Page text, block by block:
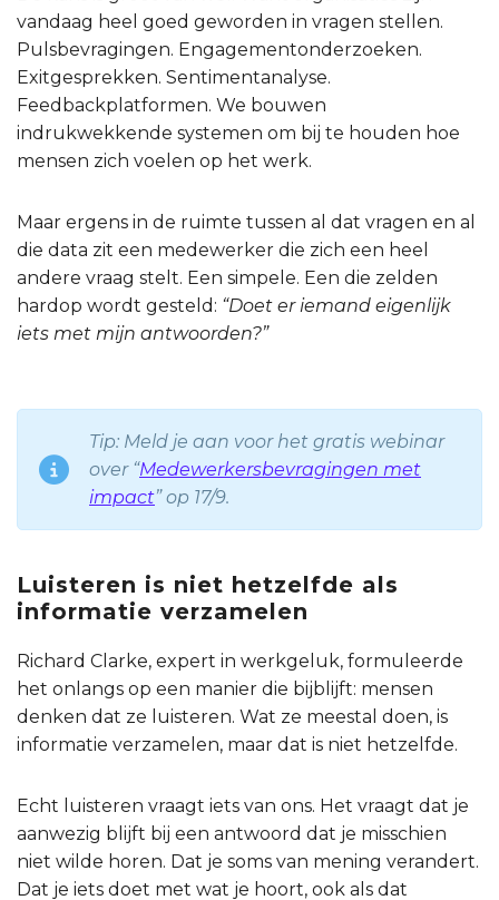
vandaag heel goed geworden in vragen stellen.
Pulsbevragingen. Engagementonderzoeken.
Exitgesprekken. Sentimentanalyse.
Feedbackplatformen. We bouwen
indrukwekkende systemen om bij te houden hoe
mensen zich voelen op het werk.
Maar ergens in de ruimte tussen al dat vragen en al
die data zit een medewerker die zich een heel
andere vraag stelt. Een simpele. Een die zelden
hardop wordt gesteld: “Doet er iemand eigenlijk
iets met mijn antwoorden?”
Tip: Meld je aan voor het gratis webinar
over “Medewerkersbevragingen met
impact” op 17/9.
Luisteren is niet hetzelfde als
informatie verzamelen
Richard Clarke, expert in werkgeluk, formuleerde
het onlangs op een manier die bijblijft: mensen
denken dat ze luisteren. Wat ze meestal doen, is
informatie verzamelen, maar dat is niet hetzelfde.
Echt luisteren vraagt iets van ons. Het vraagt dat je
aanwezig blijft bij een antwoord dat je misschien
niet wilde horen. Dat je soms van mening verandert.
Dat je iets doet met wat je hoort, ook als dat